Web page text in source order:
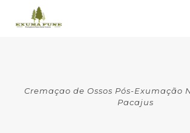
Cremaçao de Ossos Pós-Exumação
Pacajus